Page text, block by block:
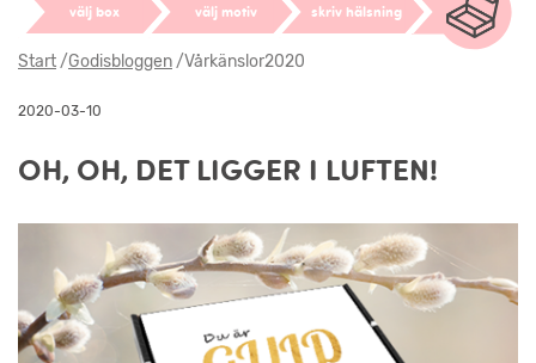
välj box välj motiv skriv hälsning
Start/Godisbloggen/Vårkänslor2020
2020-03-10
OH, OH, DET LIGGER I LUFTEN!